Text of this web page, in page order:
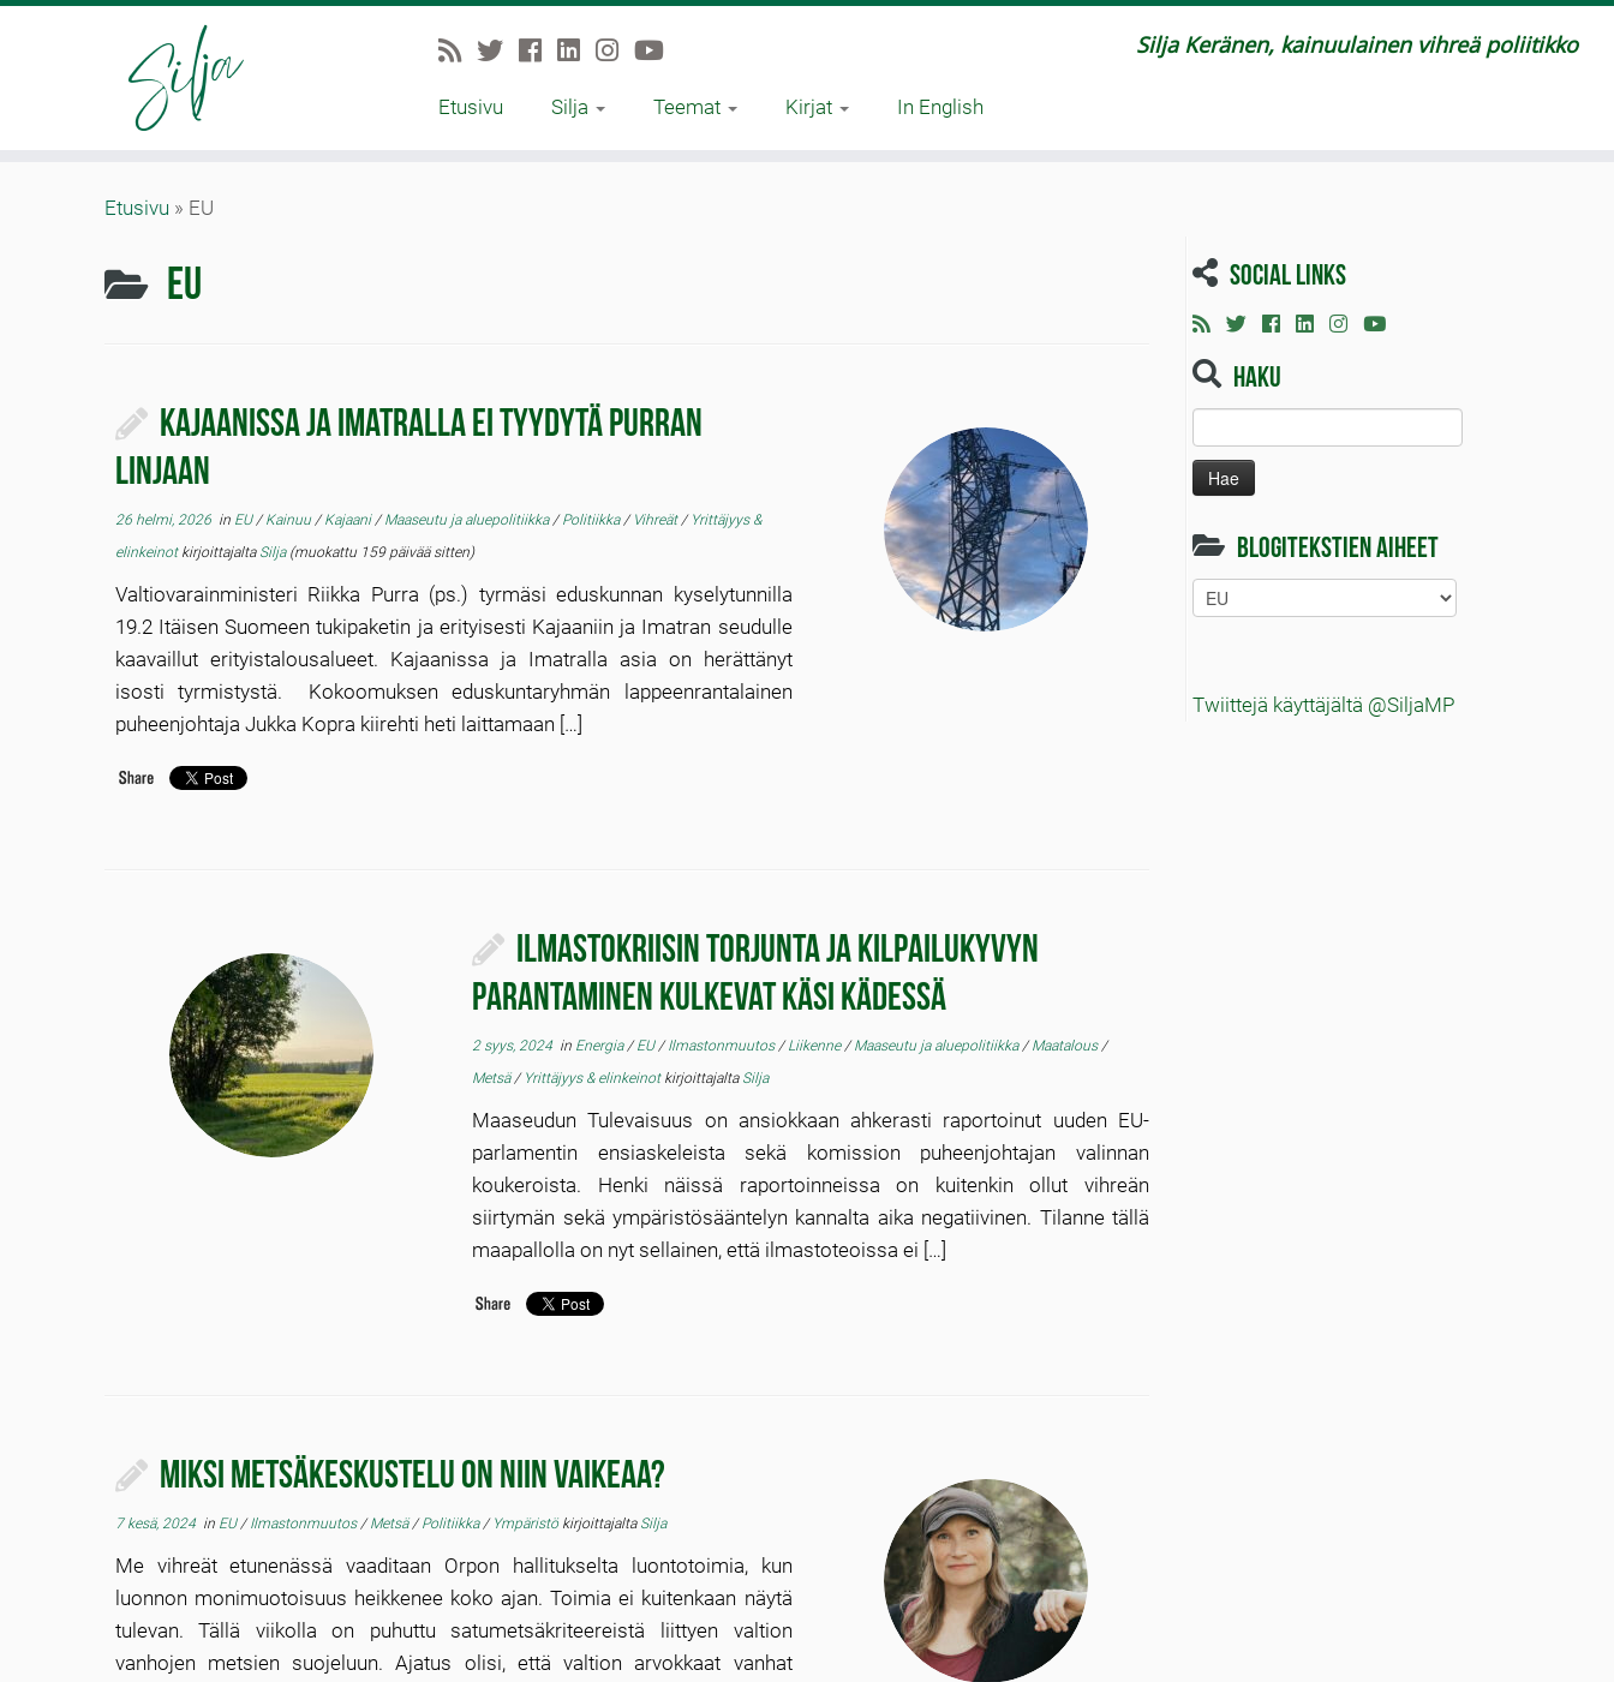
Silja Keränen, kainuulainen vihreä poliitikko
Etusivu Silja Teemat Kirjat In English
Etusivu » EU
EU
Kajaanissa ja Imatralla ei tyydytä Purran
linjaan
26 helmi, 2026in EU/Kainuu /Kajaani/Maaseutu ja aluepolitiikka/Politiikka/ Vihreät/ Yrittäjyys &
elinkeinot kirjoittajalta Silja(muokattu 159 päivää sitten)
Valtiovarainministeri Riikka Purra (ps.) tyrmäsi eduskunnan kyselytunnilla
19.2 Itäisen Suomeen tukipaketin ja erityisesti Kajaaniin ja Imatran seudulle
kaavaillut erityistalousalueet. Kajaanissa ja Imatralla asia on herättänyt
isosti tyrmistystä. Kokoomuksen eduskuntaryhmän lappeenrantalainen
puheenjohtaja Jukka Kopra kiirehti heti laittamaan […]
Ilmastokriisin torjunta ja kilpailukyvyn
parantaminen kulkevat käsi kädessä
2 syys, 2024in Energia/EU/Ilmastonmuutos/Liikenne/Maaseutu ja aluepolitiikka/Maatalous/
Metsä/ Yrittäjyys & elinkeinot kirjoittajalta Silja
Maaseudun Tulevaisuus on ansiokkaan ahkerasti raportoinut uuden EU-
parlamentin ensiaskeleista sekä komission puheenjohtajan valinnan
koukeroista. Henki näissä raportoinneissa on kuitenkin ollut vihreän
siirtymän sekä ympäristösääntelyn kannalta aika negatiivinen. Tilanne tällä
maapallolla on nyt sellainen, että ilmastoteoissa ei […]
Miksi metsäkeskustelu on niin vaikeaa?
7 kesä, 2024in EU/Ilmastonmuutos/Metsä/Politiikka/ Ympäristö kirjoittajalta Silja
Me vihreät etunenässä vaaditaan Orpon hallitukselta luontotoimia, kun
luonnon monimuotoisuus heikkenee koko ajan. Toimia ei kuitenkaan näytä
tulevan. Tällä viikolla on puhuttu satumetsäkriteereistä liittyen valtion
vanhojen metsien suojeluun. Ajatus olisi, että valtion arvokkaat vanhat
Social links
Haku
Blogitekstien aiheet
Blogitekstien
aiheet
Twiittejä käyttäjältä @SiljaMP